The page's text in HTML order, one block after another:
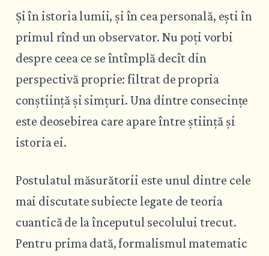
Și în istoria lumii, și în cea personală, ești în
primul rînd un observator. Nu poți vorbi
despre ceea ce se întîmplă decît din
perspectivă proprie: filtrat de propria
conștiință și simțuri. Una dintre consecințe
este deosebirea care apare între știință și
istoria ei.
Postulatul măsurătorii este unul dintre cele
mai discutate subiecte legate de teoria
cuantică de la începutul secolului trecut.
Pentru prima dată, formalismul matematic